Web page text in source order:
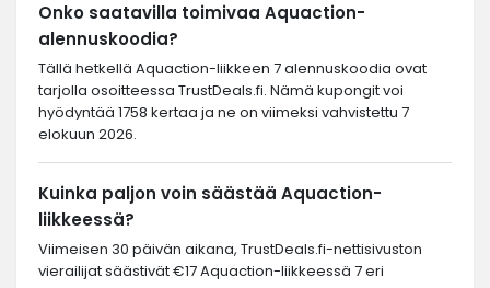
Onko saatavilla toimivaa Aquaction-
alennuskoodia?
Tällä hetkellä Aquaction-liikkeen 7 alennuskoodia ovat
tarjolla osoitteessa TrustDeals.fi. Nämä kupongit voi
hyödyntää 1758 kertaa ja ne on viimeksi vahvistettu 7
elokuun 2026.
Kuinka paljon voin säästää Aquaction-
liikkeessä?
Viimeisen 30 päivän aikana, TrustDeals.fi-nettisivuston
vierailijat säästivät €17 Aquaction-liikkeessä 7 eri